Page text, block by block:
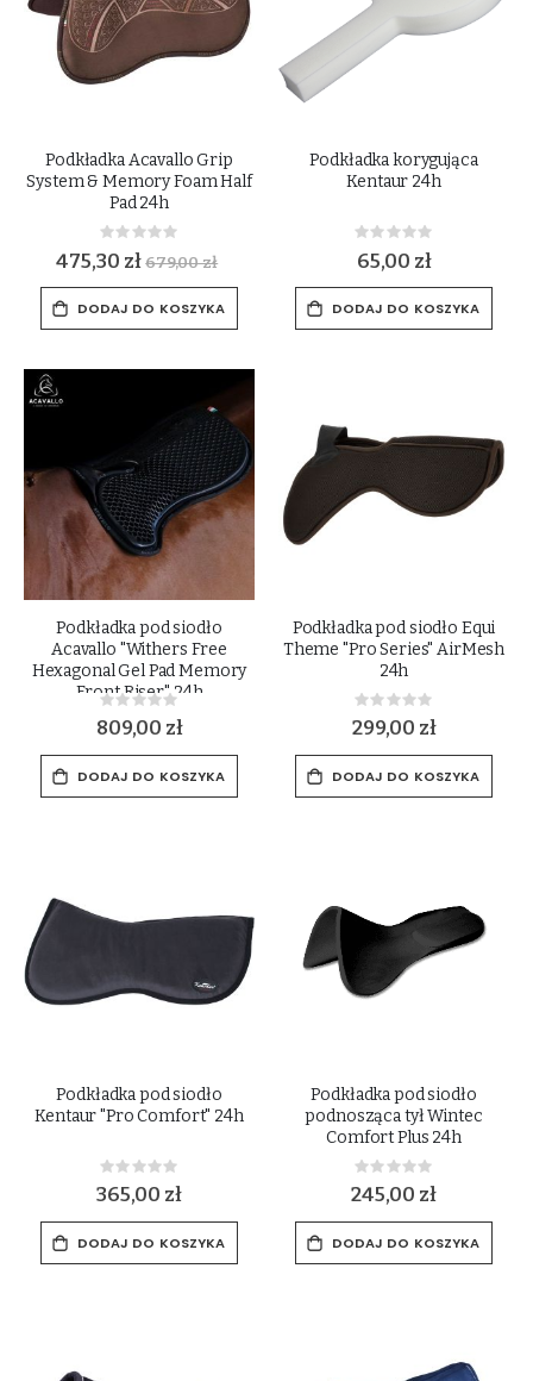
Podkładka Acavallo Grip
System & Memory Foam Half
Pad 24h
Rating:
0%
475,30 zł679,00 zł
DODAJ DO KOSZYKA
Podkładka korygująca
Kentaur 24h
Rating:
0%
65,00 zł
DODAJ DO KOSZYKA
Podkładka pod siodło
Acavallo "Withers Free
Hexagonal Gel Pad Memory
Front Riser" 24h
Rating:
0%
809,00 zł
DODAJ DO KOSZYKA
Podkładka pod siodło Equi
Theme "Pro Series" AirMesh
24h
Rating:
0%
299,00 zł
DODAJ DO KOSZYKA
Podkładka pod siodło
Kentaur "Pro Comfort" 24h
Rating:
0%
365,00 zł
DODAJ DO KOSZYKA
Podkładka pod siodło
podnosząca tył Wintec
Comfort Plus 24h
Rating:
0%
245,00 zł
DODAJ DO KOSZYKA